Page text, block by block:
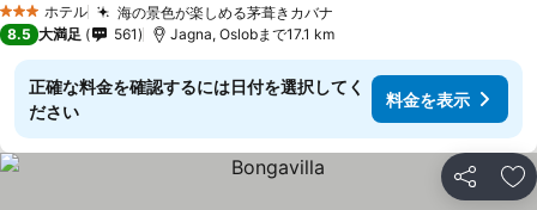
3 ホテルのランク
ホテル 海の景色が楽しめる茅葺きカバナ
8.5 大満足 561 Jagna, Oslobまで17.1 km
正確な料金を確認するには日付を選択してく
ださい
料金を表示
シェア お